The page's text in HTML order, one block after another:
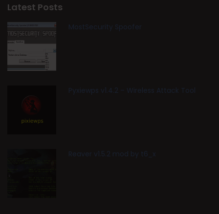
Latest Posts
MostSecurity Spoofer
Pyxiewps v1.4.2 – Wireless Attack Tool
Reaver v1.5.2 mod by t6_x